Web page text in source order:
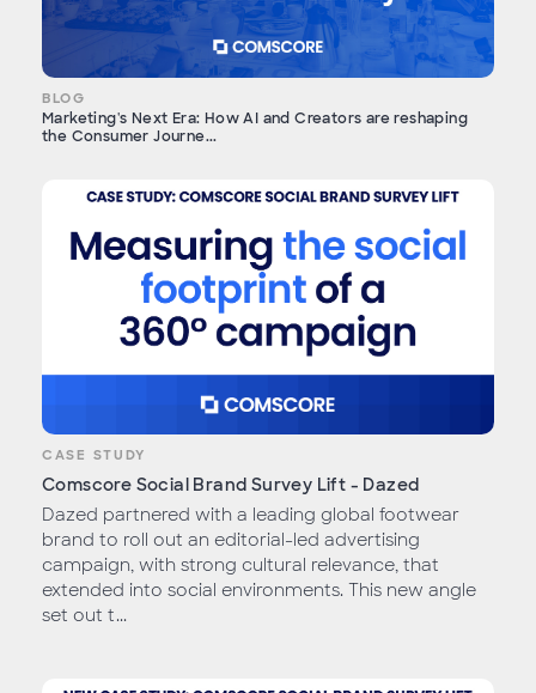
BLOG
Marketing's Next Era: How AI and Creators are reshaping
the Consumer Journe...
CASE STUDY
Comscore Social Brand Survey Lift - Dazed
Dazed partnered with a leading global footwear
brand to roll out an editorial-led advertising
campaign, with strong cultural relevance, that
extended into social environments. This new angle
set out t...